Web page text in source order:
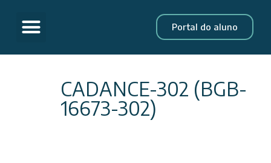
Portal do aluno
CADANCE-302 (BGB-
16673-302)